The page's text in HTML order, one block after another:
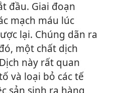
đầu. Giai đoạn
mạch máu lúc
lại. Chúng dãn ra
một chất dịch
này rất quan
và loại bỏ các tế